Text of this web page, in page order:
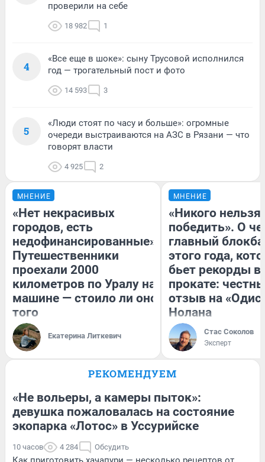
проверили на себе
18 982 1
4
«Все еще в шоке»: сыну Трусовой исполнился
год — трогательный пост и фото
14 593 3
5
«Люди стоят по часу и больше»: огромные
очереди выстраиваются на АЗС в Рязани — что
говорят власти
4 925 2
МНЕНИЕ
«Нет некрасивых
городов, есть
недофинансированные».
Путешественники
проехали 2000
километров по Уралу на
машине — стоило ли оно
того
Екатерина Литкевич
МНЕНИЕ
«Никого нельзя
победить». О
главный
этого года,
бьет рекорды в
прокате:
отзыв на
Нолана
Стас Соколов
Эксперт
РЕКОМЕНДУЕМ
«Не вольеры, а камеры пыток»:
девушка пожаловалась на состояние
экопарка «Лотос» в Уссурийске
10 часов 4 284 Обсудить